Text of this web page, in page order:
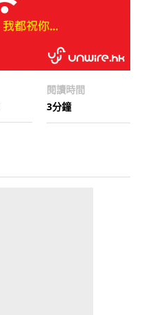
閱讀時間
3分鐘